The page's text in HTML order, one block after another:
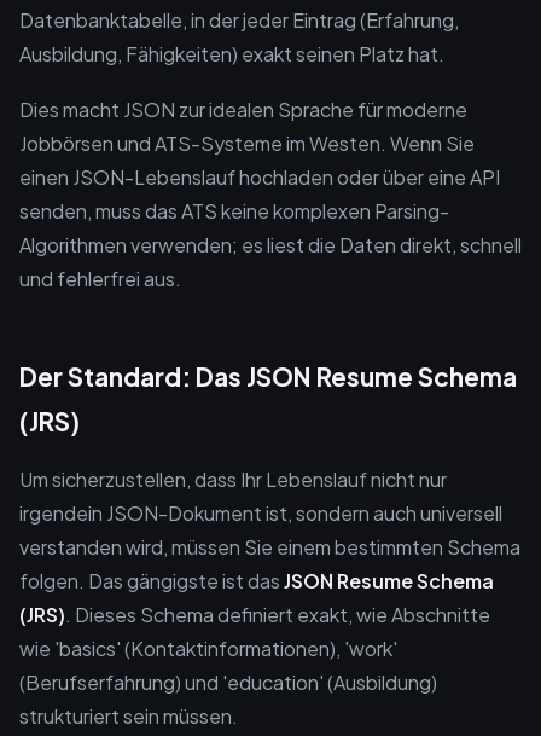
Datenbanktabelle, in der jeder Eintrag (Erfahrung,
Ausbildung, Fähigkeiten) exakt seinen Platz hat.
Dies macht JSON zur idealen Sprache für moderne
Jobbörsen und ATS-Systeme im Westen. Wenn Sie
einen JSON-Lebenslauf hochladen oder über eine API
senden, muss das ATS keine komplexen Parsing-
Algorithmen verwenden; es liest die Daten direkt, schnell
und fehlerfrei aus.
Der Standard: Das JSON Resume Schema
(JRS)
Um sicherzustellen, dass Ihr Lebenslauf nicht nur
irgendein JSON-Dokument ist, sondern auch universell
verstanden wird, müssen Sie einem bestimmten Schema
folgen. Das gängigste ist dasJSON Resume Schema
(JRS). Dieses Schema definiert exakt, wie Abschnitte
wie 'basics' (Kontaktinformationen), 'work'
(Berufserfahrung) und 'education' (Ausbildung)
strukturiert sein müssen.